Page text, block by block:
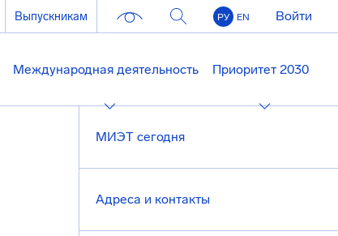
Выпускникам РУ EN Войти
Международная деятельность Приоритет 2030
МИЭТ сегодня
Адреса и контакты